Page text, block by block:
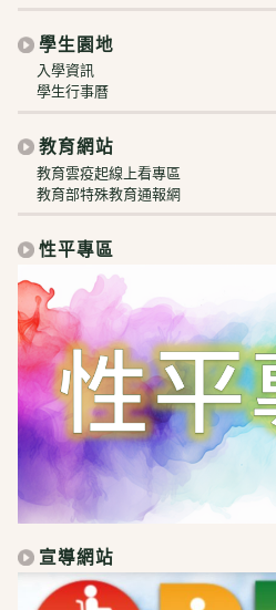
學生園地
入學資訊
學生行事曆
教育網站
教育雲疫起線上看專區
教育部特殊教育通報網
性平專區
宣導網站